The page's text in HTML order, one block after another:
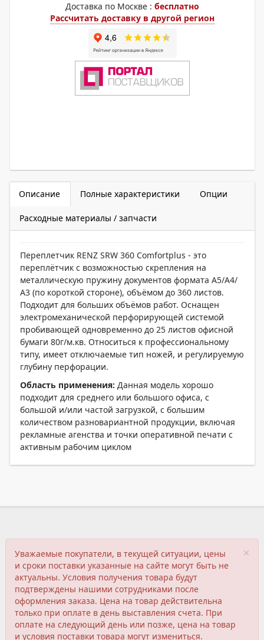
Доставка по Москве : бесплатно
Рассчитать доставку в другой регион
Описание Полные характеристики Опции
Расходные материалы / запчасти
Переплетчик RENZ SRW 360 Comfortplus - это
переплётчик с возможностью скрепления на
металлическую пружину документов формата А5/А4/
А3 (по короткой стороне), объёмом до 360 листов.
Подходит для больших объёмов работ. Оснащен
электромеханической перфорирующей системой
пробивающей одновременно до 25 листов офисной
бумаги 80г/м.кв. Относиться к профессиональному
типу, имеет отключаемые тип ножей, и регулируемую
глубину перфорации.
Область применения: Данная модель хорошо
подходит для среднего или большого офиса, с
большой и/или частой загрузкой, с большим
количеством разновариантной продукции, включая
рекламные агенства и точки оперативной печати с
активным рабочим циклом
×
Уважаемые покупатели, в текущей ситуации, цены
и сроки поставки указанные на сайте могут быть не
актуальны. Условия получения товара будут
подтверждены нашими сотрудниками после
оформления заказа. Цена на товар действительна
только при оплате в день выставления счета. При
оплате на следующий день или позже, цена на товар
и условия поставки товара могут измениться.